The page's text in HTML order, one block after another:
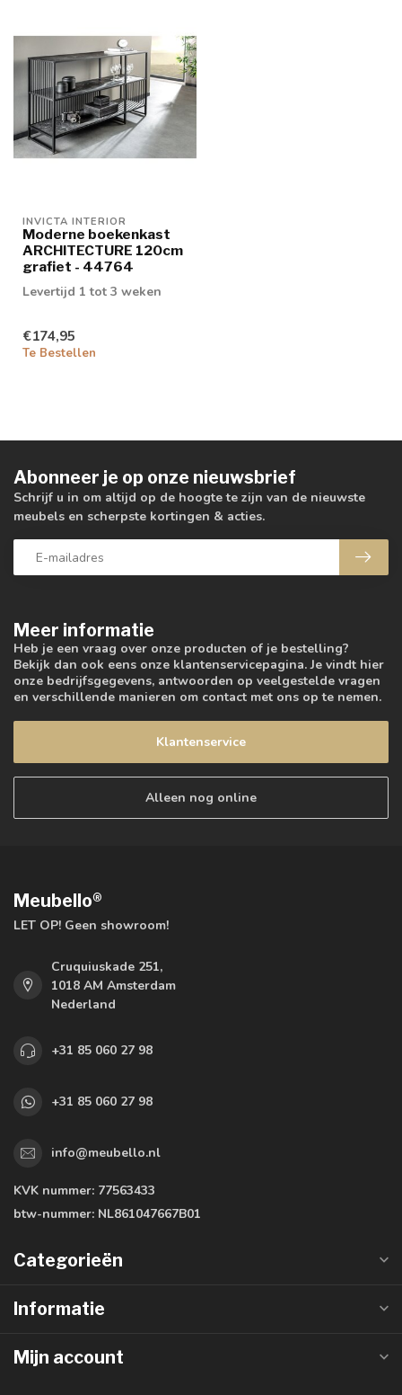
INVICTA INTERIOR
Moderne boekenkast
ARCHITECTURE 120cm
grafiet - 44764
Levertijd 1 tot 3 weken
€174,95
Te Bestellen
Meer informatie
Heb je een vraag over onze producten of je bestelling?
Bekijk dan ook eens onze klantenservicepagina. Je vindt hier
onze bedrijfsgegevens, antwoorden op veelgestelde vragen
en verschillende manieren om contact met ons op te nemen.
Klantenservice
Alleen nog online
Abonneer je op onze nieuwsbrief
Schrijf u in om altijd op de hoogte te zijn van de nieuwste
meubels en scherpste kortingen & acties.
Meubello®
LET OP! Geen showroom!
Cruquiuskade 251,
1018 AM Amsterdam
Nederland
+31 85 060 27 98
+31 85 060 27 98
info@meubello.nl
KVK nummer: 77563433
btw-nummer: NL861047667B01
Categorieën
Informatie
Mijn account